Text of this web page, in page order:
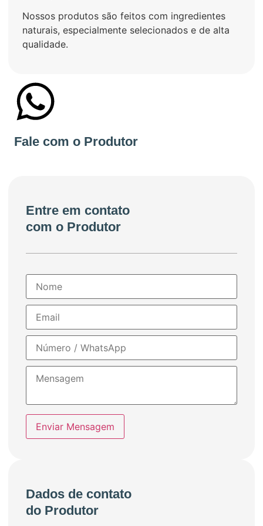
Nossos produtos são feitos com ingredientes
naturais, especialmente selecionados e de alta
qualidade.
Fale com o Produtor
Entre em contato
com o Produtor
Enviar Mensagem
Dados de contato
do Produtor